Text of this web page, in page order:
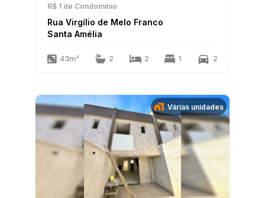
R$ 1 de Condomínio
Rua Virgílio de Melo Franco
Santa Amélia
43m² 2 2 1 2
Várias unidades